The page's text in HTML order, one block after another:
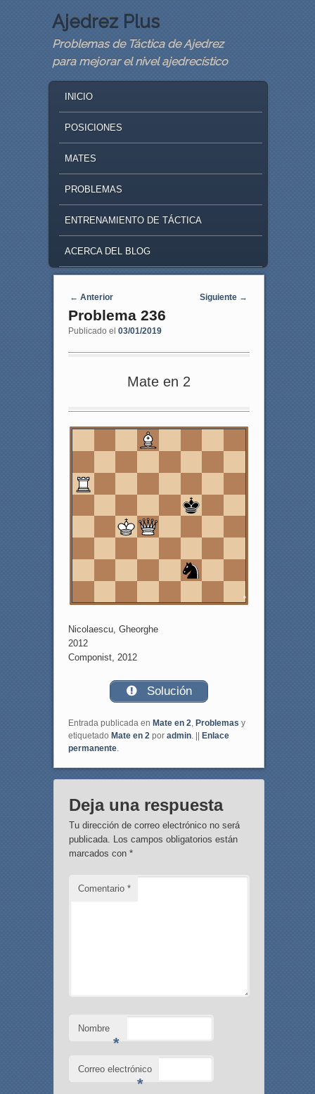
Ajedrez Plus
Problemas de Táctica de Ajedrez
para mejorar el nivel ajedrecístico
SKIP TO PRIMARY CONTENT
SKIP TO SECONDARY CONTENT
INICIO
POSICIONES
MATES
PROBLEMAS
ENTRENAMIENTO DE TÁCTICA
ACERCA DEL BLOG
Navegaci�n de entradas
← Anterior Siguiente →
Problema 236
Publicado el 03/01/2019
Mate en 2
Nicolaescu, Gheorghe
2012
Componist, 2012
Solución
Entrada publicada en Mate en 2, Problemas y
etiquetado Mate en 2por admin. ||
Enlace
permanente.
Deja una respuesta
Tu dirección de correo electrónico no será
publicada. Los campos obligatorios están
marcados con *
Comentario *
Nombre
*
Correo electrónico
*